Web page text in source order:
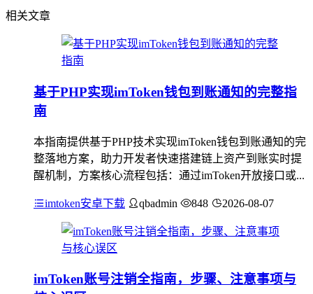
相关文章
基于PHP实现imToken钱包到账通知的完整指
南
本指南提供基于PHP技术实现imToken钱包到账通知的完
整落地方案，助力开发者快速搭建链上资产到账实时提
醒机制，方案核心流程包括：通过imToken开放接口或...
imtoken安卓下载 qbadmin 848 2026-08-07
imToken账号注销全指南，步骤、注意事项与